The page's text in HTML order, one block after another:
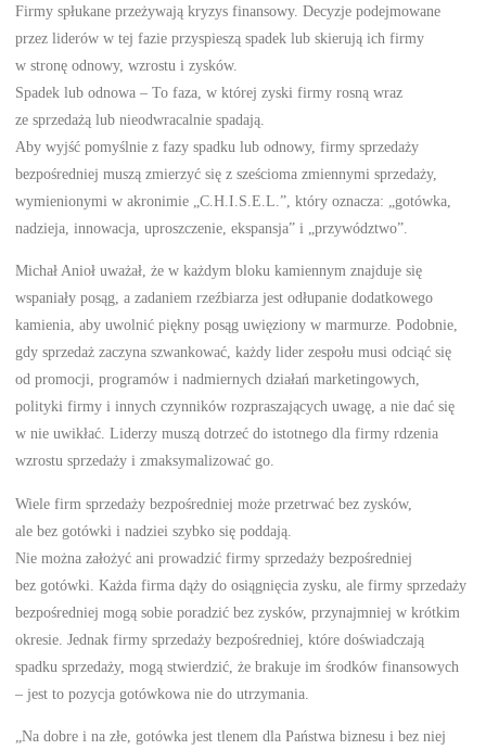
Firmy spłukane przeżywają kryzys finansowy. Decyzje podejmowane
przez liderów w tej fazie przyspieszą spadek lub skierują ich firmy
w stronę odnowy, wzrostu i zysków.
Spadek lub odnowa – To faza, w której zyski firmy rosną wraz
ze sprzedażą lub nieodwracalnie spadają.
Aby wyjść pomyślnie z fazy spadku lub odnowy, firmy sprzedaży
bezpośredniej muszą zmierzyć się z sześcioma zmiennymi sprzedaży,
wymienionymi w akronimie „C.H.I.S.E.L.”, który oznacza: „gotówka,
nadzieja, innowacja, uproszczenie, ekspansja” i „przywództwo”.
Michał Anioł uważał, że w każdym bloku kamiennym znajduje się
wspaniały posąg, a zadaniem rzeźbiarza jest odłupanie dodatkowego
kamienia, aby uwolnić piękny posąg uwięziony w marmurze. Podobnie,
gdy sprzedaż zaczyna szwankować, każdy lider zespołu musi odciąć się
od promocji, programów i nadmiernych działań marketingowych,
polityki firmy i innych czynników rozpraszających uwagę, a nie dać się
w nie uwikłać. Liderzy muszą dotrzeć do istotnego dla firmy rdzenia
wzrostu sprzedaży i zmaksymalizować go.
Wiele firm sprzedaży bezpośredniej może przetrwać bez zysków,
ale bez gotówki i nadziei szybko się poddają.
Nie można założyć ani prowadzić firmy sprzedaży bezpośredniej
bez gotówki. Każda firma dąży do osiągnięcia zysku, ale firmy sprzedaży
bezpośredniej mogą sobie poradzić bez zysków, przynajmniej w krótkim
okresie. Jednak firmy sprzedaży bezpośredniej, które doświadczają
spadku sprzedaży, mogą stwierdzić, że brakuje im środków finansowych
– jest to pozycja gotówkowa nie do utrzymania.
„Na dobre i na złe, gotówka jest tlenem dla Państwa biznesu i bez niej